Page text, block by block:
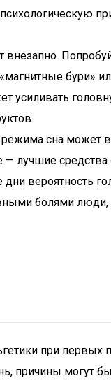
внезапно.
бури»
усиливать
сна может
лучшие средства
вероятность
болями люди,
при
причины могут